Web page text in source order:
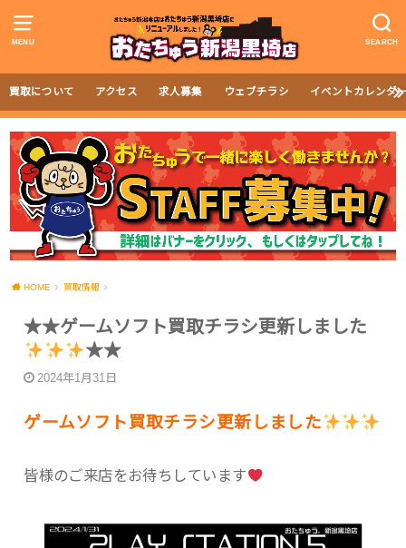
MENU SEARCH
買取について アクセス 求人募集 ウェブチラシ イベントカレンダ
HOME 買取情報
★★ゲームソフト買取チラシ更新しました
★★
2024年1月31日
ゲームソフト買取チラシ更新しました
皆様のご来店をお待ちしています